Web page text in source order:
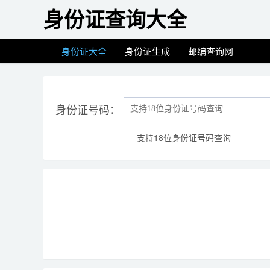
身份证查询大全
身份证大全 身份证生成 邮编查询网
身份证号码：
支持18位身份证号码查询